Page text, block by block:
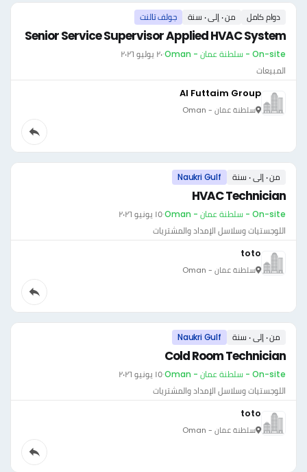
دوام كامل من ٠ إلى ٠ سنة جولف تالنت
Senior Service Supervisor Applied HVAC System
On-site - سلطنة عمان - Oman ·٢٠ يوليو ٢٠٢٦
المبيعات
Al Futtaim Group
سلطنة عمان - Oman
من ٠ إلى ٠ سنة Naukri Gulf
HVAC Technician
On-site - سلطنة عمان - Oman ·١٥ يونيو ٢٠٢٦
اللوجستيات وسلاسل الإمداد والمشتريات
toto
سلطنة عمان - Oman
من ٠ إلى ٠ سنة Naukri Gulf
Cold Room Technician
On-site - سلطنة عمان - Oman ·١٥ يونيو ٢٠٢٦
اللوجستيات وسلاسل الإمداد والمشتريات
toto
سلطنة عمان - Oman